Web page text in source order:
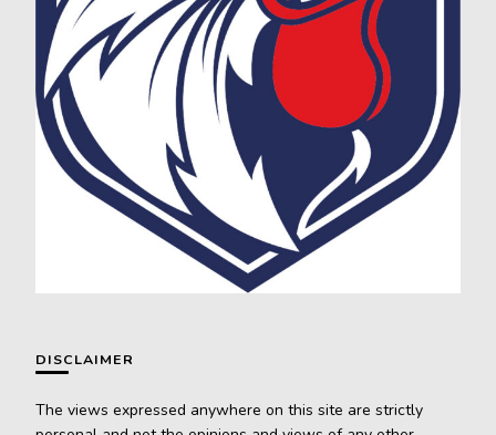
DISCLAIMER
The views expressed anywhere on this site are strictly